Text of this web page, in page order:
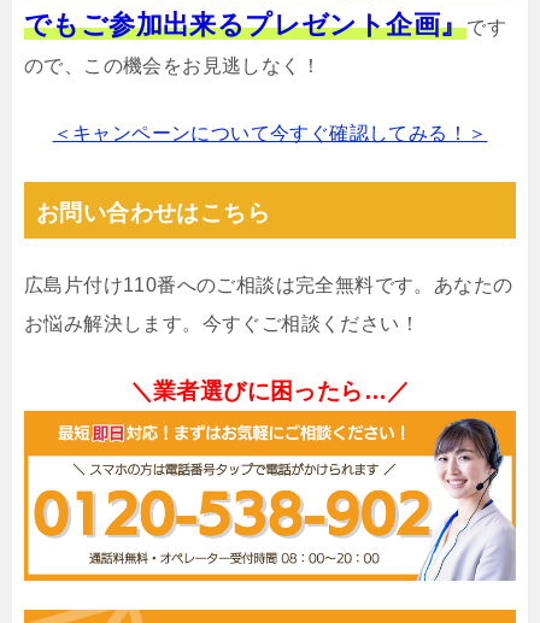
でもご参加出来るプレゼント企画』です
ので、この機会をお見逃しなく！
＜キャンペーンについて今すぐ確認してみる！＞
お問い合わせはこちら
広島片付け110番へのご相談は完全無料です。あなたの
お悩み解決します。今すぐご相談ください！
＼業者選びに困ったら…／